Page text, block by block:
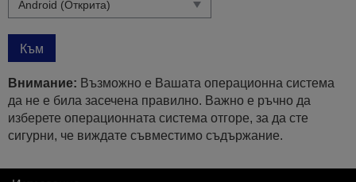
Към
Внимание: Възможно е Вашата операционна система
да не е била засечена правилно. Важно е ръчно да
изберете операционната система отгоре, за да сте
сигурни, че виждате съвместимо съдържание.